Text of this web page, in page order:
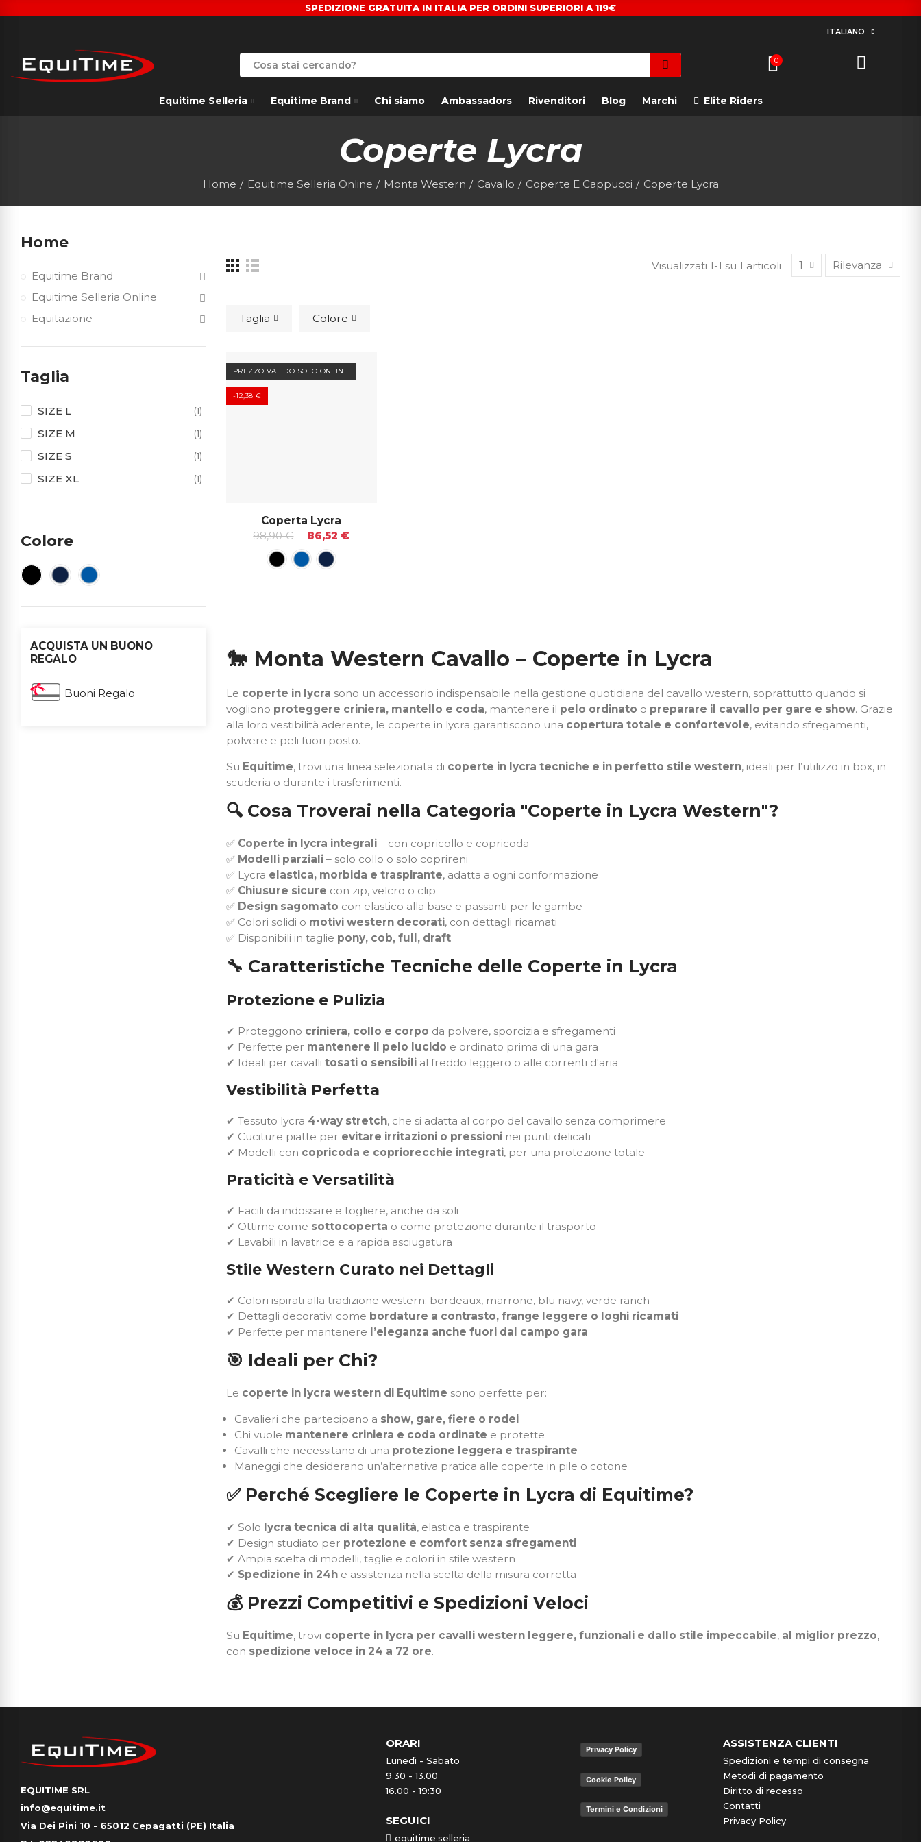
SPEDIZIONE GRATUITA IN ITALIA PER ORDINI SUPERIORI A 119€
ITALIANO
0
Equitime Selleria Equitime Brand Chi siamo Ambassadors Rivenditori Blog Marchi Elite Riders
Coperte Lycra
Home Equitime Selleria Online Monta Western Cavallo Coperte E Cappucci Coperte Lycra
Visualizzati 1-1 su 1 articoli 1 Rilevanza
Taglia Colore
PREZZO VALIDO SOLO ONLINE
-12,38 €
Coperta Lycra
98,90 €
86,52 €
🐎 Monta Western Cavallo – Coperte in Lycra
Le coperte in lycra sono un accessorio indispensabile nella gestione quotidiana del cavallo western, soprattutto quando si
vogliono proteggere criniera, mantello e coda, mantenere il pelo ordinato o preparare il cavallo per gare e show. Grazie
alla loro vestibilità aderente, le coperte in lycra garantiscono una copertura totale e confortevole, evitando sfregamenti,
polvere e peli fuori posto.
Su Equitime, trovi una linea selezionata di coperte in lycra tecniche e in perfetto stile western, ideali per l’utilizzo in box, in
scuderia o durante i trasferimenti.
🔍 Cosa Troverai nella Categoria "Coperte in Lycra Western"?
✅ Coperte in lycra integrali – con copricollo e copricoda
✅ Modelli parziali – solo collo o solo coprireni
✅ Lycra elastica, morbida e traspirante, adatta a ogni conformazione
✅ Chiusure sicure con zip, velcro o clip
✅ Design sagomato con elastico alla base e passanti per le gambe
✅ Colori solidi o motivi western decorati, con dettagli ricamati
✅ Disponibili in taglie pony, cob, full, draft
🔧 Caratteristiche Tecniche delle Coperte in Lycra
Protezione e Pulizia
✔ Proteggono criniera, collo e corpo da polvere, sporcizia e sfregamenti
✔ Perfette per mantenere il pelo lucido e ordinato prima di una gara
✔ Ideali per cavalli tosati o sensibili al freddo leggero o alle correnti d'aria
Vestibilità Perfetta
✔ Tessuto lycra 4-way stretch, che si adatta al corpo del cavallo senza comprimere
✔ Cuciture piatte per evitare irritazioni o pressioni nei punti delicati
✔ Modelli con copricoda e copriorecchie integrati, per una protezione totale
Praticità e Versatilità
✔ Facili da indossare e togliere, anche da soli
✔ Ottime come sottocoperta o come protezione durante il trasporto
✔ Lavabili in lavatrice e a rapida asciugatura
Stile Western Curato nei Dettagli
✔ Colori ispirati alla tradizione western: bordeaux, marrone, blu navy, verde ranch
✔ Dettagli decorativi come bordature a contrasto, frange leggere o loghi ricamati
✔ Perfette per mantenere l’eleganza anche fuori dal campo gara
🎯 Ideali per Chi?
Le coperte in lycra western di Equitime sono perfette per:
Cavalieri che partecipano a show, gare, fiere o rodei
Chi vuole mantenere criniera e coda ordinate e protette
Cavalli che necessitano di una protezione leggera e traspirante
Maneggi che desiderano un’alternativa pratica alle coperte in pile o cotone
✅ Perché Scegliere le Coperte in Lycra di Equitime?
✔ Solo lycra tecnica di alta qualità, elastica e traspirante
✔ Design studiato per protezione e comfort senza sfregamenti
✔ Ampia scelta di modelli, taglie e colori in stile western
✔ Spedizione in 24h e assistenza nella scelta della misura corretta
💰 Prezzi Competitivi e Spedizioni Veloci
Su Equitime, trovi coperte in lycra per cavalli western leggere, funzionali e dallo stile impeccabile, al miglior prezzo,
con spedizione veloce in 24 a 72 ore.
Home
Equitime Brand
Equitime Selleria Online
Equitazione
Taglia
SIZE L (1)
SIZE M (1)
SIZE S (1)
SIZE XL (1)
Colore
ACQUISTA UN BUONO
REGALO
Buoni Regalo
EQUITIME SRL
info@equitime.it
Via Dei Pini 10 - 65012 Cepagatti (PE) Italia
ORARI
Lunedì - Sabato
9.30 - 13.00
16.00 - 19:30
SEGUICI
equitime.selleria
Privacy Policy
Cookie Policy
Termini e Condizioni
ASSISTENZA CLIENTI
Spedizioni e tempi di consegna
Metodi di pagamento
Diritto di recesso
Contatti
Privacy Policy